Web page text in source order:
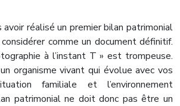
avoir réalisé un premier bilan patrimonial
comme un document définitif.
à l’instant T » est trompeuse.
organisme vivant qui évolue avec vos
familiale et l’environnement
patrimonial ne doit donc pas être un